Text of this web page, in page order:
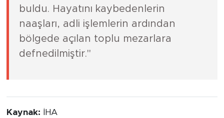
buldu. Hayatını kaybedenlerin
naaşları, adli işlemlerin ardından
bölgede açılan toplu mezarlara
defnedilmiştir."
Kaynak: İHA